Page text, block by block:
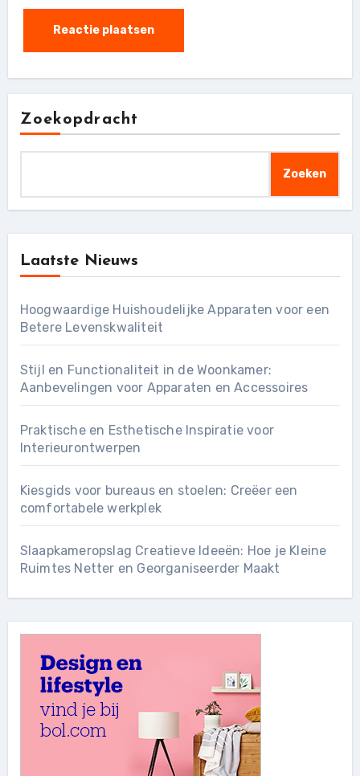
Zoekopdracht
Zoeken
Laatste Nieuws
Hoogwaardige Huishoudelijke Apparaten voor een
Betere Levenskwaliteit
Stijl en Functionaliteit in de Woonkamer:
Aanbevelingen voor Apparaten en Accessoires
Praktische en Esthetische Inspiratie voor
Interieurontwerpen
Kiesgids voor bureaus en stoelen: Creëer een
comfortabele werkplek
Slaapkameropslag Creatieve Ideeën: Hoe je Kleine
Ruimtes Netter en Georganiseerder Maakt